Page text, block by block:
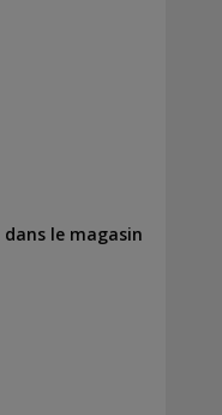
dans le magasin